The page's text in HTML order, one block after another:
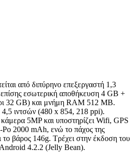
από διπύρηνο επεξεργαστή 1,3
εσωτερική αποθήκευση 4 GB +
32 GB) και μνήμη RAM 512 MB.
ιντσών (480 x 854, 218 ppi).
5MP και υποστηρίζει Wifi, GPS
2000 mAh, ενώ το πάχος της
το βάρος 146g. Τρέχει στην έκδοση του
Android 4.2.2 (Jelly Bean).